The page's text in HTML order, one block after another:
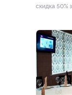
скидка 50%